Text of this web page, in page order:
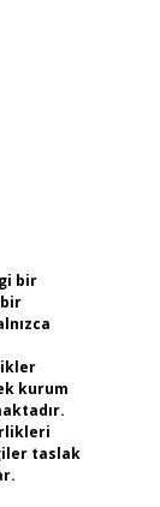
bir
kurum
taslak